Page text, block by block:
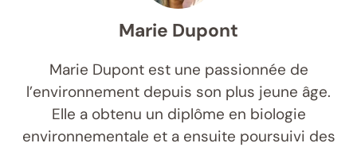
Marie Dupont
Marie Dupont est une passionnée de
l’environnement depuis son plus jeune âge.
Elle a obtenu un diplôme en biologie
environnementale et a ensuite poursuivi des